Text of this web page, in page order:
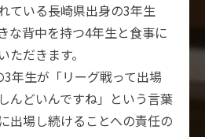
ている長崎県出身の3年生
な背中を持つ4年生と食事に
だきます。
年生が「リーグ戦って出場
んどいんですね」という言葉
出場し続けることへの責任の